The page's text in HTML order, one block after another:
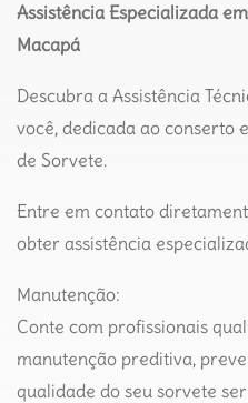
Assistência Especializada
Macapá
Descubra a Assistência
você, dedicada ao conserto
de Sorvete.
Entre em contato
obter assistência
Manutenção:
Conte com profissionais
manutenção preditiva,
qualidade do seu sorvete